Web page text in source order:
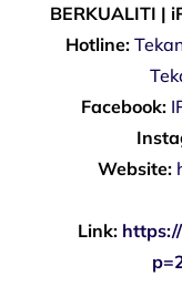
BERKUALITI |
Hotline:
Facebook:
Website:
Link: